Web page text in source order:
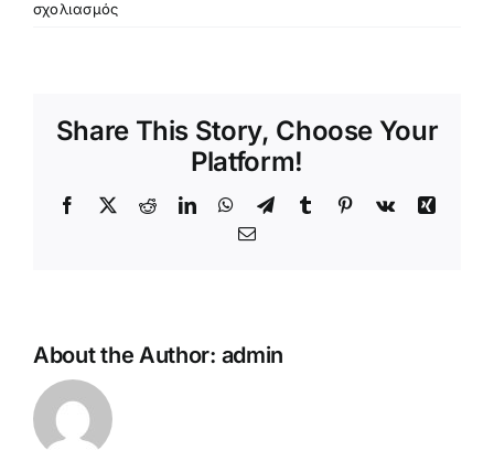
σχολιασμόςστο
Share This Story, Choose Your
Platform!
Facebook
TwitterRedditLinkedInWhatsApp
TelegramTumblr Pinterest
Vk
Xing
Email
About the Author: admin